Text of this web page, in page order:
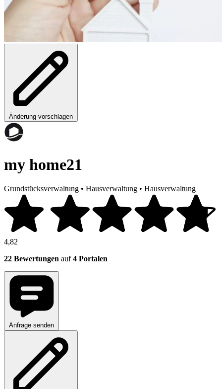
Änderung vorschlagen
my home21
Grundstücksverwaltung • Hausverwaltung • Hausverwaltung
4,82
22 Bewertungen auf4 Portalen
Anfrage senden